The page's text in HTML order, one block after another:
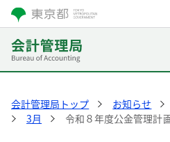
会計管理局トップ お知らせ
3月
令和８年度公金管理計